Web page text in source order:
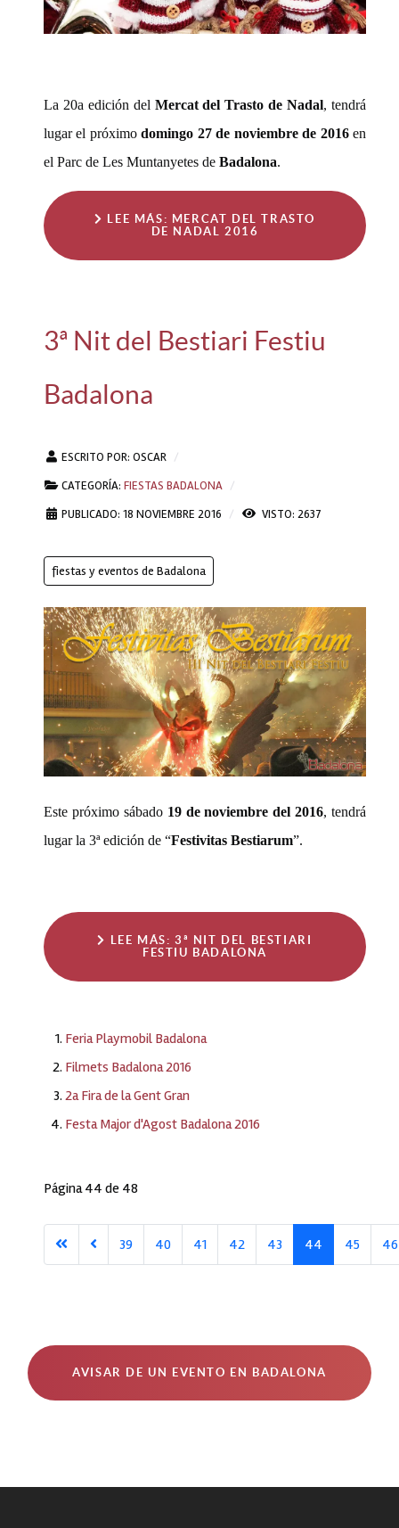
La 20a edición del Mercat del Trasto de Nadal, tendrá
lugar el próximodomingo 27 de noviembre de 2016en
el Parc de Les Muntanyetes de Badalona.
LEE MÁS: MERCAT DEL TRASTO
DE NADAL 2016
3ª Nit del Bestiari Festiu
Badalona
ESCRITO POR: OSCAR
CATEGORÍA: FIESTAS BADALONA
PUBLICADO: 18 NOVIEMBRE 2016
VISTO: 2637
fiestas y eventos de Badalona
Este próximo sábado 19 de noviembre del 2016, tendrá
lugar la 3ª edición de “Festivitas Bestiarum”.
LEE MÁS: 3ª NIT DEL BESTIARI
FESTIU BADALONA
Feria Playmobil Badalona
Filmets Badalona 2016
2a Fira de la Gent Gran
Festa Major d'Agost Badalona 2016
Página 44 de 48
39 40 41 42 43 44 45 46
AVISAR DE UN EVENTO EN BADALONA